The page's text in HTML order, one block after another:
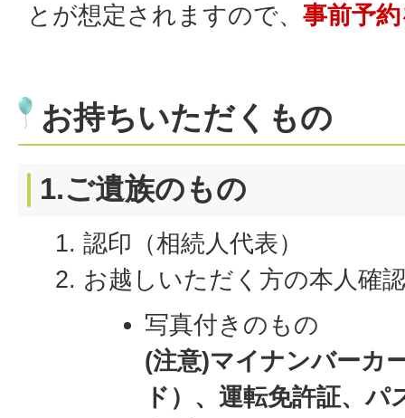
とが想定されますので、 事前予
お持ちいただくもの
1.ご遺族のもの
認印（相続人代表）
お越しいただく方の本人確
写真付きのもの
(注意)マイナンバーカ
ド）、運転免許証、